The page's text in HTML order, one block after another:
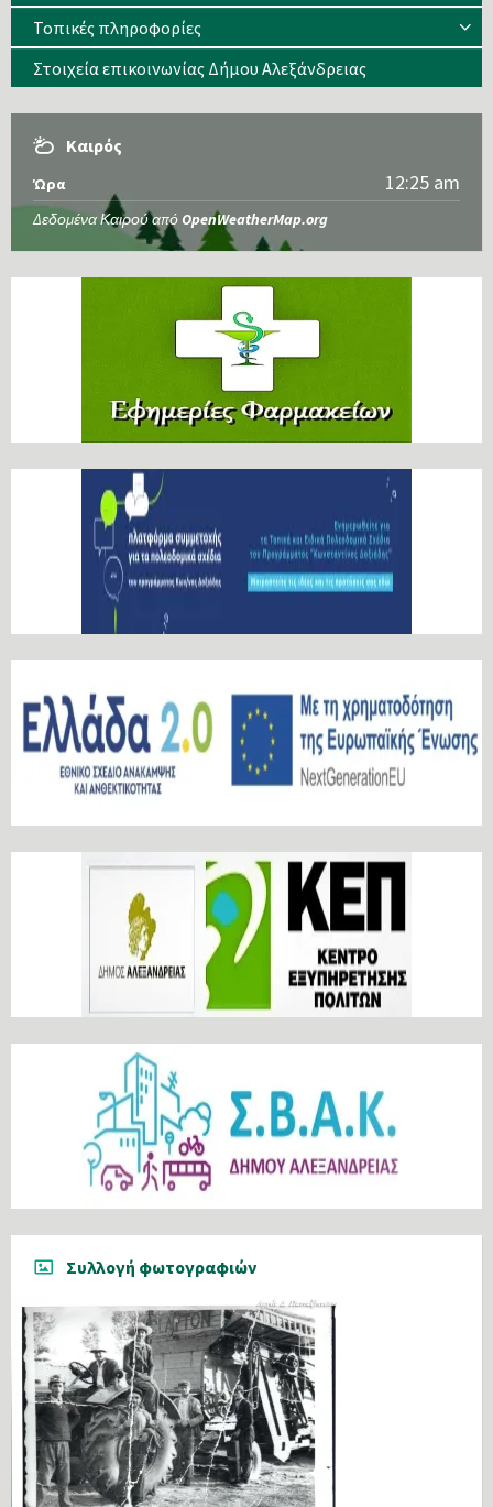
Τοπικές πληροφορίες
Στοιχεία επικοινωνίας Δήμου Αλεξάνδρειας
Καιρός
Ώρα 12:25 am
Δεδομένα Καιρού από OpenWeatherMap.org
Συλλογή φωτογραφιών